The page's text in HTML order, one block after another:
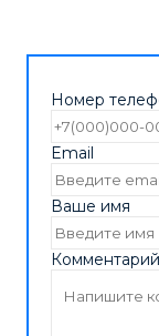
Номер
Email
Ваше имя
Комментарий